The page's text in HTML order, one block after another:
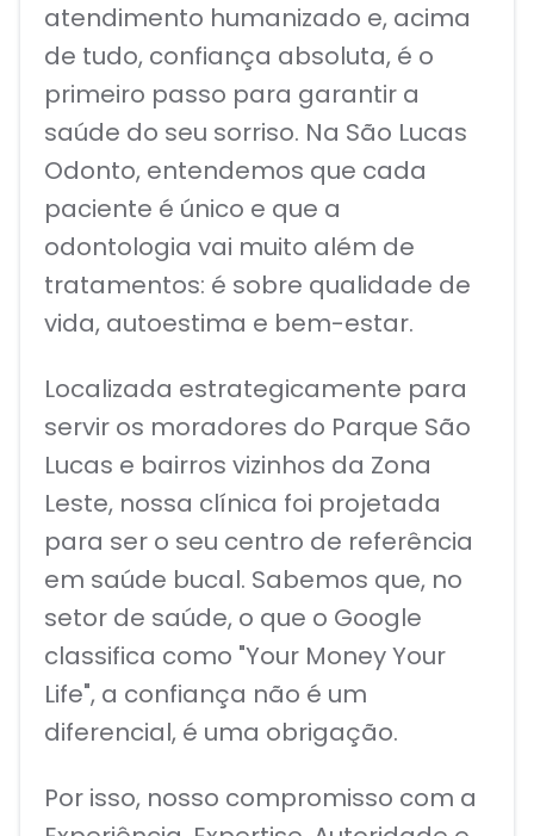
atendimento humanizado e, acima
de tudo, confiança absoluta, é o
primeiro passo para garantir a
saúde do seu sorriso. Na São Lucas
Odonto, entendemos que cada
paciente é único e que a
odontologia vai muito além de
tratamentos: é sobre qualidade de
vida, autoestima e bem-estar.
Localizada estrategicamente para
servir os moradores do Parque São
Lucas e bairros vizinhos da Zona
Leste, nossa clínica foi projetada
para ser o seu centro de referência
em saúde bucal. Sabemos que, no
setor de saúde, o que o Google
classifica como "Your Money Your
Life", a confiança não é um
diferencial, é uma obrigação.
Por isso, nosso compromisso com a